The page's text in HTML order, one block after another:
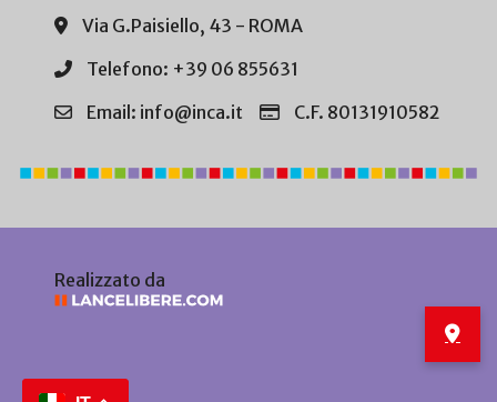
Via G.Paisiello, 43 - ROMA
Telefono: +39 06 855631
Email: info@inca.it
C.F. 80131910582
Realizzato da